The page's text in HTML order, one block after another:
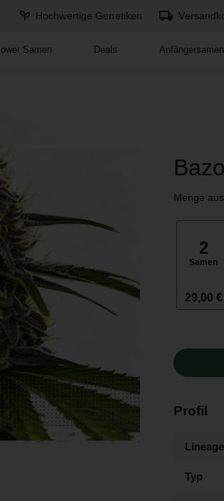
Hochwertige Genetiken
Samen Deals Anfängersamen
Menge
2
Samen
29,00 €
Profil
Lineage
Typ